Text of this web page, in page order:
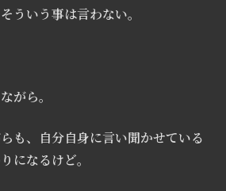
ういう事は言わない。
がら。
も、自分自身に言い聞かせている
になるけど。